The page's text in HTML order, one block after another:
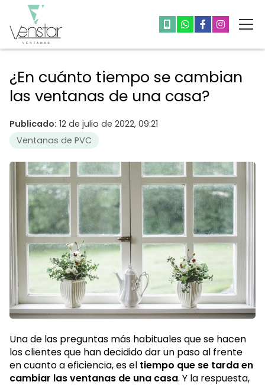
¿En cuánto tiempo se cambian
las ventanas de una casa?
Publicado: 12 de julio de 2022, 09:21
Ventanas de PVC
Una de las preguntas más habituales que se hacen
los clientes que han decidido dar un paso al frente
en cuanto a eficiencia, es el tiempo que se tarda en
cambiar las ventanas de una casa. Y la respuesta,